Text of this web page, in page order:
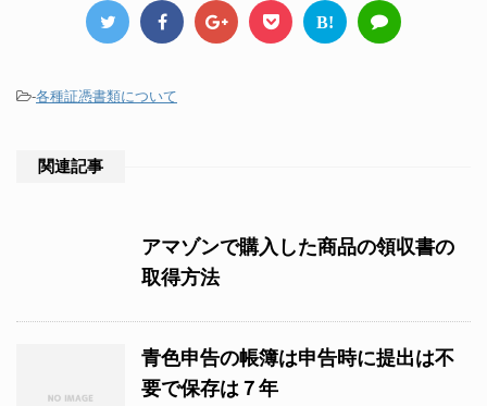
B!
-各種証憑書類について
関連記事
アマゾンで購入した商品の領収書の
取得方法
青色申告の帳簿は申告時に提出は不
要で保存は７年